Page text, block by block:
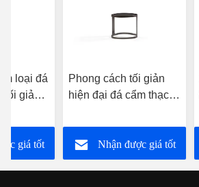
loại đá
tối giản
giá tốt
Phong cách tối giản
hiện đại đá cẩm thạch
thạch và gỗ bàn cà
phê
Nhận được giá tốt